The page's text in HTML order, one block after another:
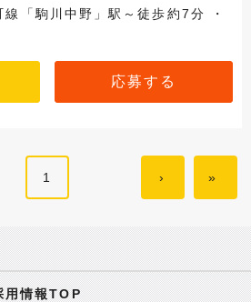
「駒川中野」駅～徒歩約7分 ・
応募する
1 › »
用情報TOP